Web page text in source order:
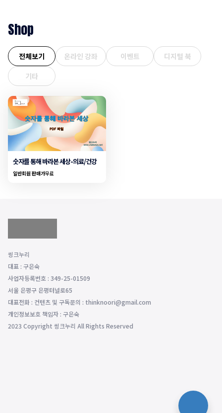
Shop
전체보기 온라인 강좌 이벤트
디지털 북
기타
숫자를 통해 바라본 세상-의료/건강
일반회원 판매가무료
씽크누리
대표 : 구은숙
사업자등록번호 : 349-25-01509
서울 은평구 은평터널로65
대표전화 : 컨텐츠 및 구독문의 : thinknoori@gmail.com
개인정보보호 책임자 : 구은숙
2023 Copyright 씽크누리 All Rights Reserved